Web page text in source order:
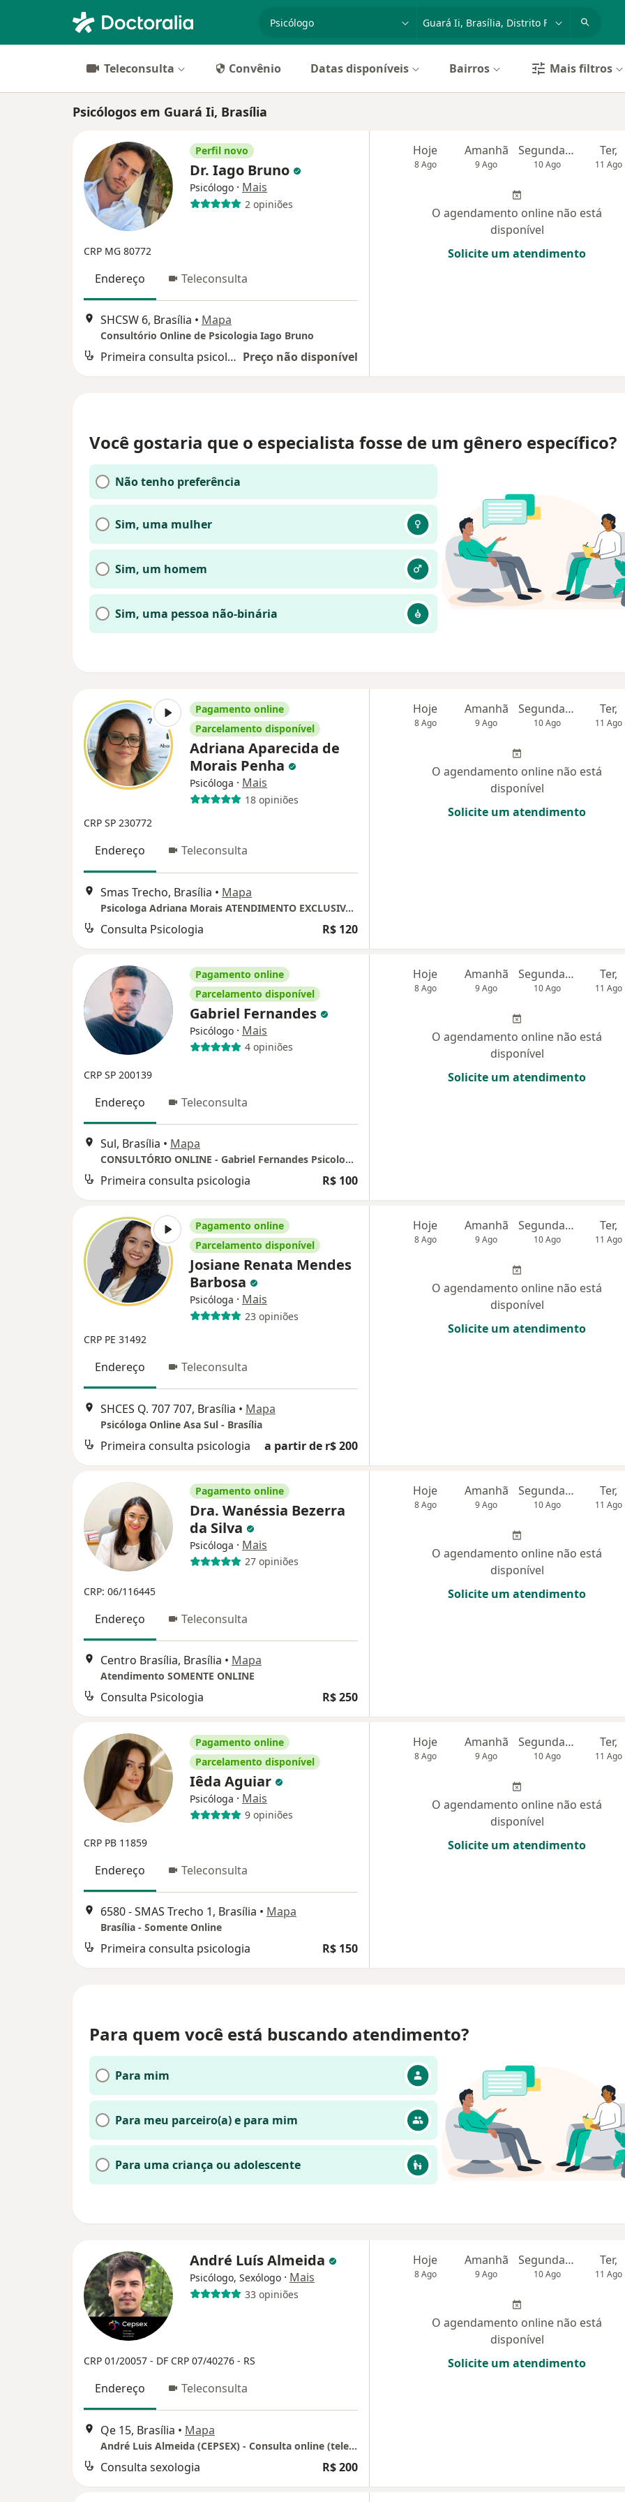
especialidade, doença ou nomecidade ou região
Teleconsulta Convênio Datas disponíveis Bairros Mais filtros
Psicólogos em Guará Ii, Brasília
Perfil novo
Dr. Iago Bruno
Psicólogo · Mais
2 opiniões
CRP MG 80772
Endereço Teleconsulta
SHCSW 6, Brasília • Mapa
Consultório Online de Psicologia Iago Bruno
Primeira consulta psicologia Preço não disponível
Hoje
8 Ago
Amanhã
9 Ago
Segunda-feira
10 Ago
Ter,
11 Ago
O agendamento online não está
disponível
Solicite um atendimento
Você gostaria que o especialista fosse de um gênero específico?
Não tenho preferência
Sim, uma mulher
Sim, um homem
Sim, uma pessoa não-binária
Pagamento online
Parcelamento disponível
Adriana Aparecida de
Morais Penha
Psicóloga · Mais
18 opiniões
CRP SP 230772
Endereço Teleconsulta
Smas Trecho, Brasília • Mapa
Psicologa Adriana Morais ATENDIMENTO EXCLUSIVAMENTE ONLINE
Consulta Psicologia R$ 120
Hoje
8 Ago
Amanhã
9 Ago
Segunda-feira
10 Ago
Ter,
11 Ago
O agendamento online não está
disponível
Solicite um atendimento
Pagamento online
Parcelamento disponível
Gabriel Fernandes
Psicólogo · Mais
4 opiniões
CRP SP 200139
Endereço Teleconsulta
Sul, Brasília • Mapa
CONSULTÓRIO ONLINE - Gabriel Fernandes Psicologia Ltda
Primeira consulta psicologia R$ 100
Hoje
8 Ago
Amanhã
9 Ago
Segunda-feira
10 Ago
Ter,
11 Ago
O agendamento online não está
disponível
Solicite um atendimento
Pagamento online
Parcelamento disponível
Josiane Renata Mendes
Barbosa
Psicóloga · Mais
23 opiniões
CRP PE 31492
Endereço Teleconsulta
SHCES Q. 707 707, Brasília • Mapa
Psicóloga Online Asa Sul - Brasília
Primeira consulta psicologia a partir de r$ 200
Hoje
8 Ago
Amanhã
9 Ago
Segunda-feira
10 Ago
Ter,
11 Ago
O agendamento online não está
disponível
Solicite um atendimento
Pagamento online
Dra. Wanéssia Bezerra
da Silva
Psicóloga · Mais
27 opiniões
CRP: 06/116445
Endereço Teleconsulta
Centro Brasília, Brasília • Mapa
Atendimento SOMENTE ONLINE
Consulta Psicologia R$ 250
Hoje
8 Ago
Amanhã
9 Ago
Segunda-feira
10 Ago
Ter,
11 Ago
O agendamento online não está
disponível
Solicite um atendimento
Pagamento online
Parcelamento disponível
Iêda Aguiar
Psicóloga · Mais
9 opiniões
CRP PB 11859
Endereço Teleconsulta
6580 - SMAS Trecho 1, Brasília • Mapa
Brasília - Somente Online
Primeira consulta psicologia R$ 150
Hoje
8 Ago
Amanhã
9 Ago
Segunda-feira
10 Ago
Ter,
11 Ago
O agendamento online não está
disponível
Solicite um atendimento
Para quem você está buscando atendimento?
Para mim
Para meu parceiro(a) e para mim
Para uma criança ou adolescente
André Luís Almeida
Psicólogo, Sexólogo · Mais
33 opiniões
CRP 01/20057 - DF CRP 07/40276 - RS
Endereço Teleconsulta
Qe 15, Brasília • Mapa
André Luis Almeida (CEPSEX) - Consulta online (teleconsulta).
Consulta sexologia R$ 200
Hoje
8 Ago
Amanhã
9 Ago
Segunda-feira
10 Ago
Ter,
11 Ago
O agendamento online não está
disponível
Solicite um atendimento